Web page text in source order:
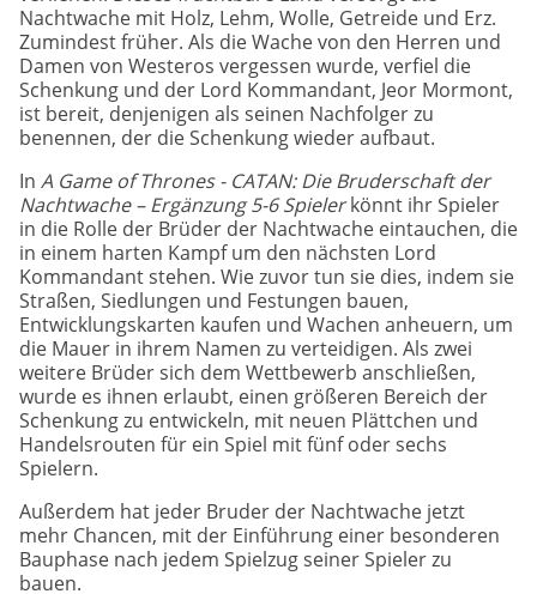
Nachtwache mit Holz, Lehm, Wolle, Getreide und Erz.
Zumindest früher. Als die Wache von den Herren und
Damen von Westeros vergessen wurde, verfiel die
Schenkung und der Lord Kommandant, Jeor Mormont,
ist bereit, denjenigen als seinen Nachfolger zu
benennen, der die Schenkung wieder aufbaut.
In A Game of Thrones - CATAN: Die Bruderschaft der
Nachtwache – Ergänzung 5-6 Spielerkönnt ihr Spieler
in die Rolle der Brüder der Nachtwache eintauchen, die
in einem harten Kampf um den nächsten Lord
Kommandant stehen. Wie zuvor tun sie dies, indem sie
Straßen, Siedlungen und Festungen bauen,
Entwicklungskarten kaufen und Wachen anheuern, um
die Mauer in ihrem Namen zu verteidigen. Als zwei
weitere Brüder sich dem Wettbewerb anschließen,
wurde es ihnen erlaubt, einen größeren Bereich der
Schenkung zu entwickeln, mit neuen Plättchen und
Handelsrouten für ein Spiel mit fünf oder sechs
Spielern.
Außerdem hat jeder Bruder der Nachtwache jetzt
mehr Chancen, mit der Einführung einer besonderen
Bauphase nach jedem Spielzug seiner Spieler zu
bauen.